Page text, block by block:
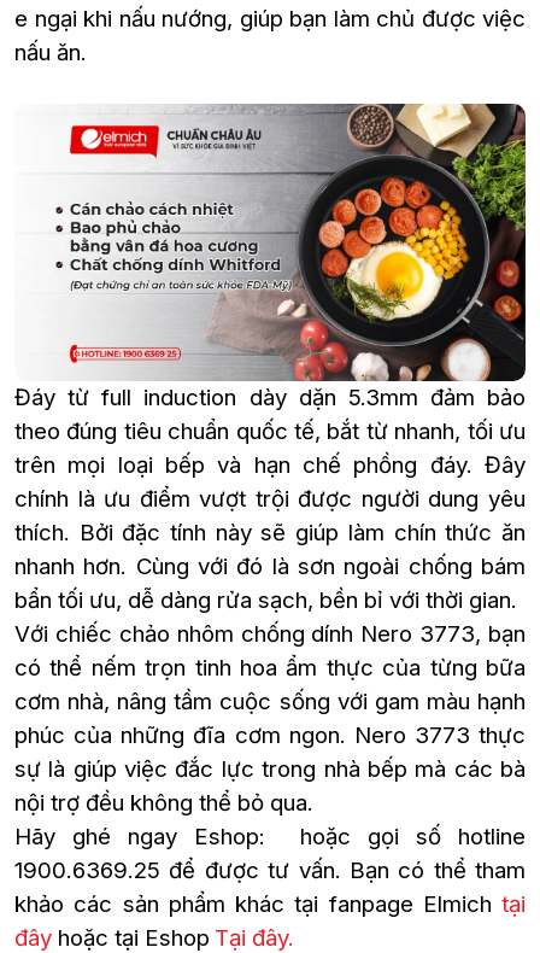
e ngại khi nấu nướng, giúp bạn làm chủ được việc
nấu ăn.
Đáy từ full induction dày dặn 5.3mm đảm bảo
theo đúng tiêu chuẩn quốc tế, bắt từ nhanh, tối ưu
trên mọi loại bếp và hạn chế phồng đáy. Đây
chính là ưu điểm vượt trội được người dung yêu
thích. Bởi đặc tính này sẽ giúp làm chín thức ăn
nhanh hơn. Cùng với đó là sơn ngoài chống bám
bẩn tối ưu, dễ dàng rửa sạch, bền bỉ với thời gian.
Với chiếc chảo nhôm chống dính Nero 3773, bạn
có thể nếm trọn tinh hoa ẩm thực của từng bữa
cơm nhà, nâng tầm cuộc sống với gam màu hạnh
phúc của những đĩa cơm ngon. Nero 3773 thực
sự là giúp việc đắc lực trong nhà bếp mà các bà
nội trợ đều không thể bỏ qua.
Hãy ghé ngay Eshop: hoặc gọi số hotline
1900.6369.25 để được tư vấn. Bạn có thể tham
khảo các sản phẩm khác tại fanpage Elmich tại
đây hoặc tại Eshop Tại đây.